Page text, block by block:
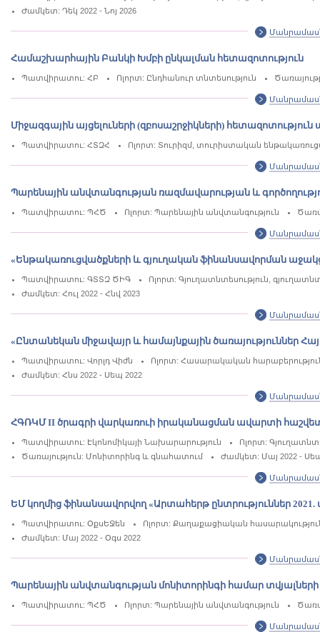
Ժամկետ: Դեկ 2022 - Նոյ 2026
Համաշխարհային Բանկի Խմբի ընկալման հետազոտություն
Պատվիրատու: ՀԲ Ոլորտ: Ընդհանուր տնտեսություն
Միջազգային այցելուների (զբոսաշրջիկների)
Պատվիրատու: ՀՏԶՀ Ոլորտ: Տուրիզմ, տուրիստական
Պարենային անվտանգության ռազմավարության և
Պատվիրատու: ՊՀԾ Ոլորտ: Պարենային անվտանգություն
«Ենթակառուցվածքների և գյուղական ֆինանսավորման
Պատվիրատու: ԳՏՏԶ ԾԻԳ
Ոլորտ: Գյուղատնտեսություն,
Ժամկետ: Հուլ 2022 - Հնվ 2023
«Ընտանեկան միջավայր և համայնքային ծառայություններ
Պատվիրատու: Վորլդ Վիժն
Ոլորտ: Հասարակական
Ժամկետ: Հնս 2022 - Սեպ 2022
ՀԳՌԿՄ II ծրագրի վարկառուի իրականացման ավարտի
Պատվիրատու: Էկոնոմիկայի Նախարարություն
Ոլորտ:
Ծառայություն: Մոնիտորինգ և գնահատում
Ժամկետ: Մայ 2022 -
ԵՄ կողմից ֆինանսավորվող «Արտահերթ ընտրություններ
Պատվիրատու: ՕքսԵՋեն
Ոլորտ: Քաղաքացիական
Ժամկետ: Մայ 2022 - Օգս 2022
Պարենային անվտանգության մոնիտորինգի համար
Պատվիրատու: ՊՀԾ Ոլորտ: Պարենային անվտանգություն